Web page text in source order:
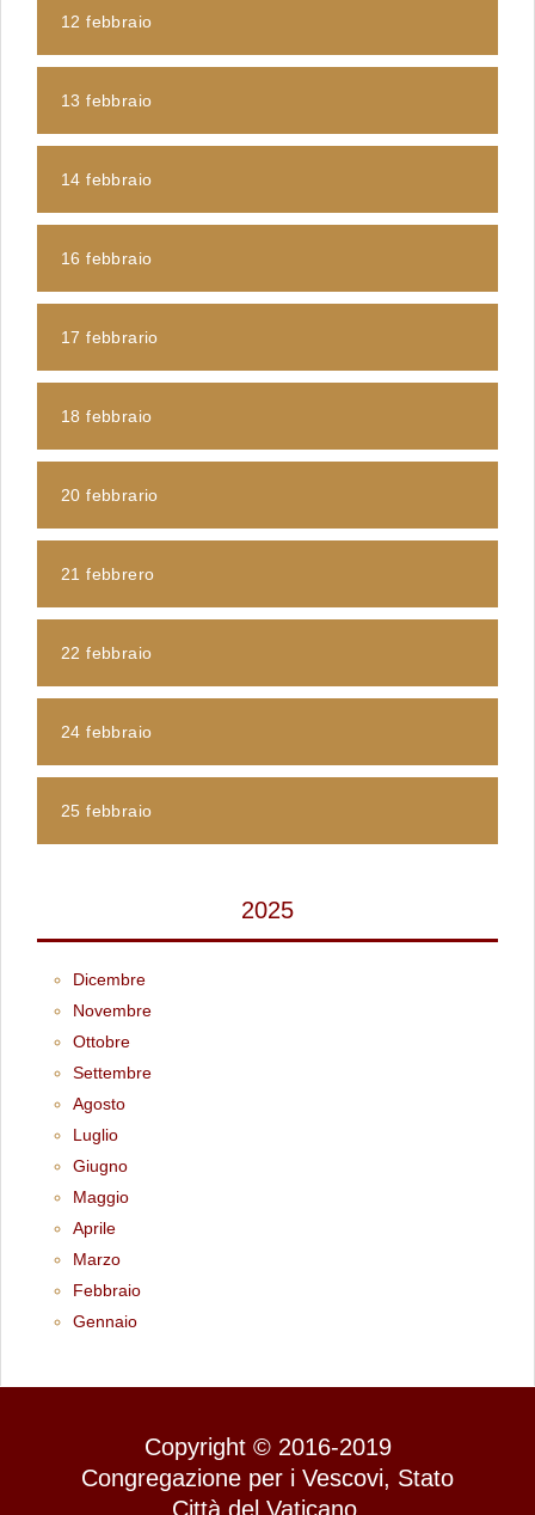
12 febbraio
13 febbraio
14 febbraio
16 febbraio
17 febbrario
18 febbraio
20 febbrario
21 febbrero
22 febbraio
24 febbraio
25 febbraio
2025
Dicembre
Novembre
Ottobre
Settembre
Agosto
Luglio
Giugno
Maggio
Aprile
Marzo
Febbraio
Gennaio
Copyright © 2016-2019
Congregazione per i Vescovi, Stato
Città del Vaticano.